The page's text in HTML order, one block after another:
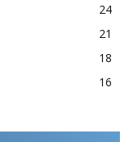
24
21
18
16